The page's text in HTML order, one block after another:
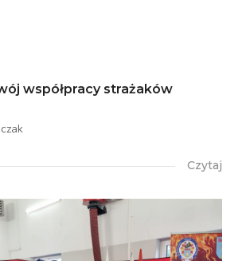
współpracy strażaków
Czytaj